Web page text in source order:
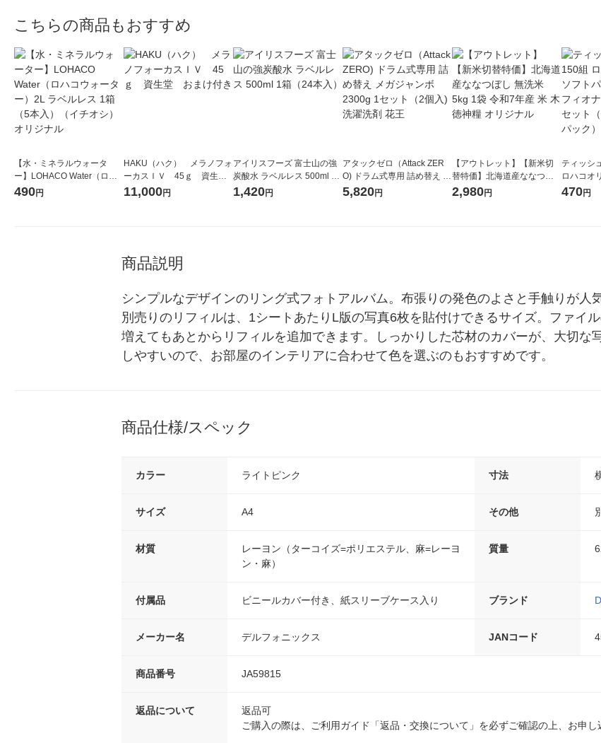
こちらの商品もおすすめ
【水・ミネラルウォータ
ー】LOHACO Water（ロハ
コウォーター）2L ラベルレ
490円
HAKU（ハク） メラノフォ
ーカスＩＶ 45ｇ 資生
堂 おまけ付き
11,000円
アイリスフーズ 富士山の強
炭酸水 ラベルレス 500ml 1
箱（24本入）
1,420円
アタックゼロ（Attack ZER
O) ドラム式専用 詰め替え メ
ガジャンボ 2300g 1セット
（2個入) 洗濯洗剤 花王
5,820円
【アウトレット】【新米切
替特価】北海道産ななつぼ
し 無洗米 5kg 1袋 令和7年産
米 木徳神糧 オリジナル
2,980円
ティッシ
ロハコオ
ックティ
470円
商品説明
シンプルなデザインのリング式フォトアルバム。布張りの発色のよさと手触りが人
別売りのリフィルは、1シートあたりL版の写真6枚を貼付けできるサイズ。ファイ
増えてもあとからリフィルを追加できます。しっかりした芯材のカバーが、大切な
しやすいので、お部屋のインテリアに合わせて色を選ぶのもおすすめです。
商品仕様/スペック
カラー ライトピンク 寸法
サイズ A4 その他
材質
レーヨン（ターコイズ=ポリエステル、麻=レーヨ
ン・麻）
質量
付属品 ビニールカバー付き、紙スリーブケース入り ブランド
メーカー名 デルフォニックス JANコード
商品番号 JA59815
返品について
返品可
ご購入の際は、ご利用ガイド「返品・交換について」を必ずご確認の上、お申し